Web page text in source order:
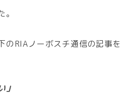
のRIAノーボスチ通信の記事を
」